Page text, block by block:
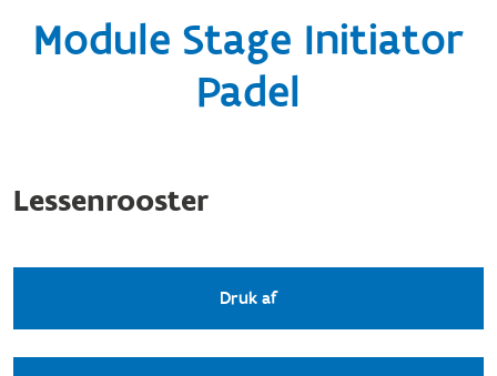
Module Stage Initiator
Padel
Lessenrooster
Druk af